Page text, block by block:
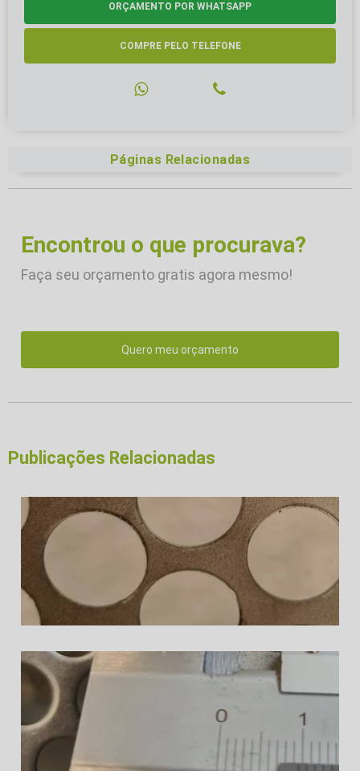
ORÇAMENTO POR WHATSAPP
COMPRE PELO TELEFONE
Páginas Relacionadas
Encontrou o que procurava?
Faça seu orçamento gratis agora mesmo!
Quero meu orçamento
Publicações Relacionadas